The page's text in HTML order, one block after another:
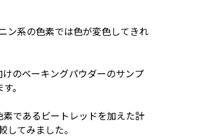
ン系の色素では色が変色してきれ
のベーキングパウダーのサンプ
。
であるビートレッドを加えた計
てみました。